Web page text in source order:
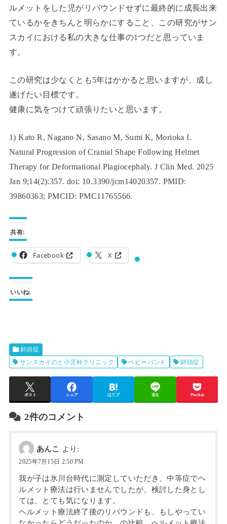
ルメットをした児がリバウンドせずに最終的に成長出来
ているかをきちんと明らかにすること、この研究がサン
スカイにおける私の大きな仕事の1つだと思っていま
す。
この研究は少なくとも5年はかかると思いますが、成し
遂げたい目標です。
健康に気をつけて頑張りたいと思います。
1) Kato R, Nagano N, Sasano M, Sumi K, Morioka I.
Natural Progression of Cranial Shape Following Helmet
Therapy for Deformational Plagiocephaly. J Clin Med. 2025
Jan 9;14(2):357. doi: 10.3390/jcm14020357. PMID:
39860363; PMCID: PMC11765566.
共有:
Facebook X
いいね:
斜頭症
サンスカイのと小児科クリニック
ベビーバンド 斜頭症
ポスト シェア はてブ 送る Pocket
2件のコメント
あんこ より:
2025年7月15日 2:50 PM
我が子は氷川台時代に測定していただき、中等症でヘ
ルメット療法は行いませんでしたが、検討した身とし
ては、とても気になります。
ヘルメット療法終了後のリバウンドも、もしやってい